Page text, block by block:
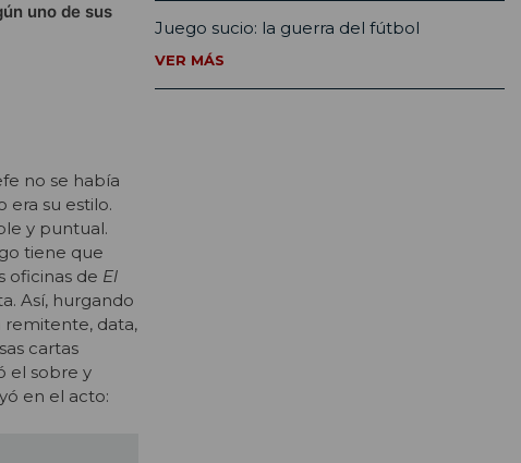
uno de sus
no se había
era su estilo.
y puntual.
tiene que
oficinas de El
Así, hurgando
remitente, data,
cartas
el sobre y
en el acto:
Juego sucio: la guerra del fútbol
VER MÁS